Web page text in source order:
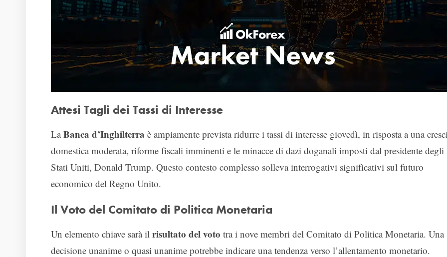
Attesi Tagli dei Tassi di Interesse
LaBanca d’Inghilterra è ampiamente prevista ridurre i tassi di interesse giovedì, in risposta a una
domestica moderata, riforme fiscali imminenti e le minacce di dazi doganali imposti dal presidente degli
Stati Uniti, Donald Trump. Questo contesto complesso solleva interrogativi significativi sul futuro
economico del Regno Unito.
Il Voto del Comitato di Politica Monetaria
Un elemento chiave sarà il risultato del voto tra i nove membri del Comitato di Politica Monetaria. Una
decisione unanime o quasi unanime potrebbe indicare una tendenza verso l’allentamento monetario.